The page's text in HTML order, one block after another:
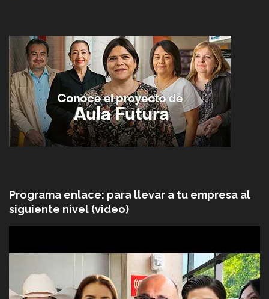
Programa enlace: para llevar a tu empresa al
siguiente nivel (video)